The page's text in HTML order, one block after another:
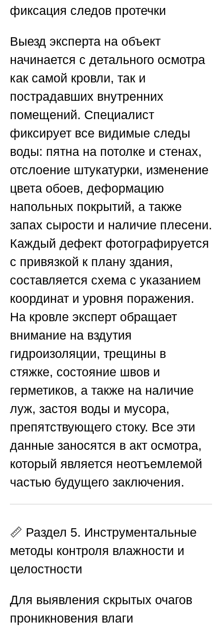
фиксация следов протечки
Выезд эксперта на объект
начинается с детального осмотра
как самой кровли, так и
пострадавших внутренних
помещений. Специалист
фиксирует все видимые следы
воды: пятна на потолке и стенах,
отслоение штукатурки, изменение
цвета обоев, деформацию
напольных покрытий, а также
запах сырости и наличие плесени.
Каждый дефект фотографируется
с привязкой к плану здания,
составляется схема с указанием
координат и уровня поражения.
На кровле эксперт обращает
внимание на вздутия
гидроизоляции, трещины в
стяжке, состояние швов и
герметиков, а также на наличие
луж, застоя воды и мусора,
препятствующего стоку. Все эти
данные заносятся в акт осмотра,
который является неотъемлемой
частью будущего заключения.
📏 Раздел 5. Инструментальные
методы контроля влажности и
целостности
Для выявления скрытых очагов
проникновения влаги